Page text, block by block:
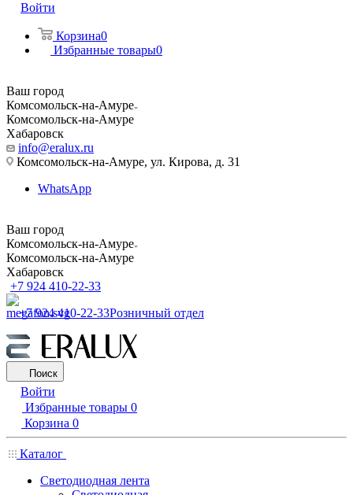
Войти
Корзина0
Избранные товары0
Ваш город
Комсомольск-на-Амуре
Комсомольск-на-Амуре
Хабаровск
info@eralux.ru
Комсомольск-на-Амуре, ул. Кирова, д. 31
WhatsApp
Ваш город
Комсомольск-на-Амуре
Комсомольск-на-Амуре
Хабаровск
+7 924 410-22-33
+7 924 410-22-33Розничный отдел
Поиск
Войти
Избранные товары 0
Корзина 0
Каталог
Светодиодная лента